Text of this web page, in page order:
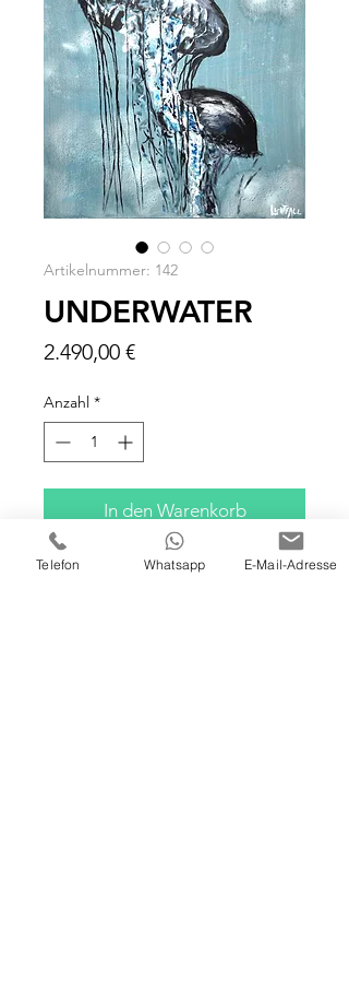
Artikelnummer: 142
UNDERWATER
2.490,00 €Preis
Anzahl *
In den Warenkorb
100 X 100 X 4 CM
Telefon Whatsapp E-Mail-Adresse